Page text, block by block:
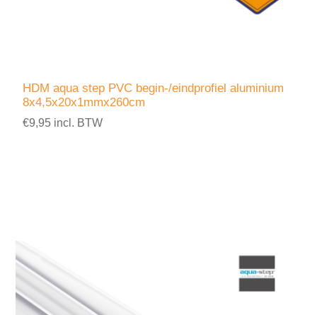
HDM aqua step PVC begin-/eindprofiel aluminium
8x4,5x20x1mmx260cm
€9,95 incl. BTW